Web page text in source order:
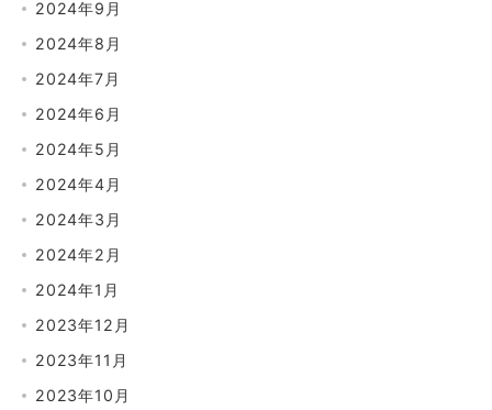
2024年9月
2024年8月
2024年7月
2024年6月
2024年5月
2024年4月
2024年3月
2024年2月
2024年1月
2023年12月
2023年11月
2023年10月